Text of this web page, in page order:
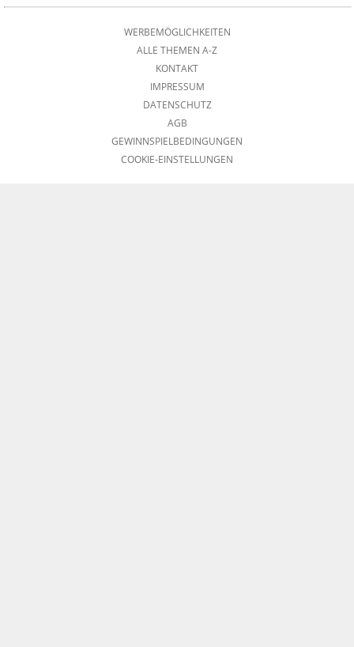
WERBEMÖGLICHKEITEN
ALLE THEMEN A-Z
KONTAKT
IMPRESSUM
DATENSCHUTZ
AGB
GEWINNSPIELBEDINGUNGEN
COOKIE-EINSTELLUNGEN